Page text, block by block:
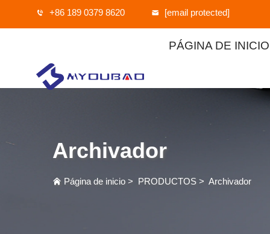
+86 189 0379 8620 [email protected]
PÁGINA DE INICIO
Archivador
Página de inicio > PRODUCTOS > Archivador